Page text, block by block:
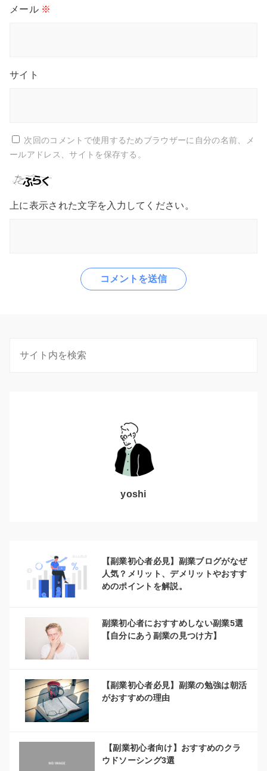
メール ※
サイト
次回のコメントで使用するためブラウザーに自分の名前、メ
ールアドレス、サイトを保存する。
上に表示された文字を入力してください。
yoshi
【副業初心者必見】副業ブログがなぜ
人気？メリット、デメリットやおすす
めのポイントを解説。
副業初心者におすすめしない副業5選
【自分にあう副業の見つけ方】
【副業初心者必見】副業の勉強は朝活
がおすすめの理由
【副業初心者向け】おすすめのクラ
ウドソーシング3選